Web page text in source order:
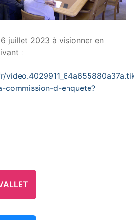
juillet 2023 à visionner en
:
commission-d-enquete?